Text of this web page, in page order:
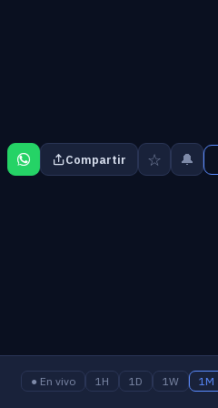
Compartir ☆ 🔔
● En vivo 1H 1D 1W 1M